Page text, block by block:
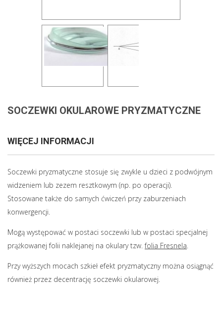
SOCZEWKI OKULAROWE PRYZMATYCZNE
WIĘCEJ INFORMACJI
Soczewki pryzmatyczne stosuje się zwykle u dzieci z podwójnym
widzeniem lub zezem resztkowym (np. po operacji).
Stosowane także do samych ćwiczeń przy zaburzeniach
konwergencji.
Mogą występować w postaci soczewki lub w postaci specjalnej
prążkowanej folii naklejanej na okulary tzw.folia Fresnela.
Przy wyższych mocach szkieł efekt pryzmatyczny można osiągnąć
również przez decentrację soczewki okularowej.